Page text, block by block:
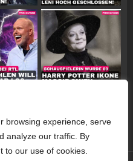
browsing experience, serve
analyze our traffic. By
to our use of cookies.